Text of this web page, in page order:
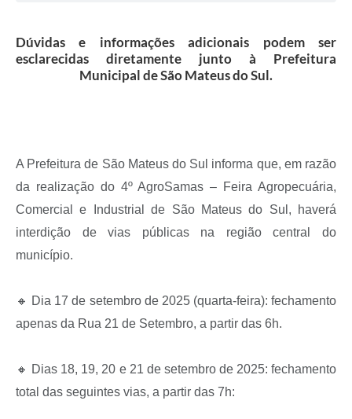
Cadastro para Castração
Imprensa
Telefones Postos de Saúde
Recebimento de Recursos
Audiências Públicas
Iluminação Pública
Dúvidas e informações adicionais podem ser
esclarecidas diretamente junto à Prefeitura
Municipal de São Mateus do Sul.
A Prefeitura de São Mateus do Sul informa que, em razão
da realização do 4º AgroSamas – Feira Agropecuária,
Comercial e Industrial de São Mateus do Sul, haverá
interdição de vias públicas na região central do
município.
🔸 Dia 17 de setembro de 2025 (quarta-feira): fechamento
apenas da Rua 21 de Setembro, a partir das 6h.
🔸 Dias 18, 19, 20 e 21 de setembro de 2025: fechamento
total das seguintes vias, a partir das 7h: